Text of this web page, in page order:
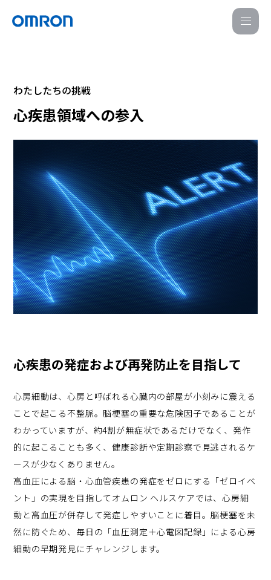
M
E
わたしたちの挑戦
心疾患領域への参入
心疾患の発症および再発防止を目指して
心房細動は、心房と呼ばれる心臓内の部屋が小刻みに震える
ことで起こる不整脈。脳梗塞の重要な危険因子であることが
わかっていますが、約4割が無症状であるだけでなく、発作
的に起こることも多く、健康診断や定期診察で見逃されるケ
ースが少なくありません。
高血圧による脳・心血管疾患の発症をゼロにする「ゼロイベ
ント」の実現を目指してオムロン ヘルスケアでは、心房細
動と高血圧が併存して発症しやすいことに着目。脳梗塞を未
然に防ぐため、毎日の「血圧測定＋心電図記録」による心房
細動の早期発見にチャレンジします。